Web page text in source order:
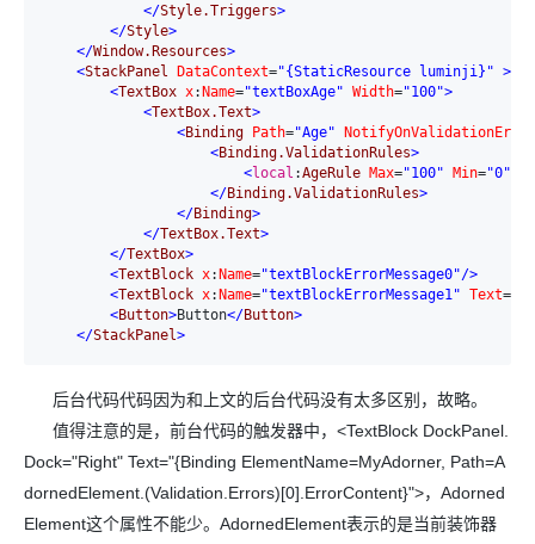
</Style.Triggers>
</Style>
</Window.Resources>
<StackPanel DataContext="{StaticResource luminji}" >
<TextBox x: Name="textBoxAge" Width="100">
<TextBox.Text>
<Binding Path="Age"
NotifyOnValidationError
<Binding.ValidationRules>
<local :AgeRule Max="100" Min="0"
</Binding.ValidationRules>
</Binding>
</TextBox.Text>
</TextBox>
<TextBlock x: Name="textBlockErrorMessage0"/>
<TextBlock x: Name="textBlockErrorMessage1" Text=
<Button>Button</Button>
</StackPanel>
后台代码代码因为和上文的后台代码没有太多区别，故略。
值得注意的是，前台代码的触发器中，<TextBlock DockPanel.
Dock="Right" Text="{Binding ElementName=MyAdorner, Path=A
dornedElement.(Validation.Errors)[0].ErrorContent}">，Adorned
Element这个属性不能少。AdornedElement表示的是当前装饰器